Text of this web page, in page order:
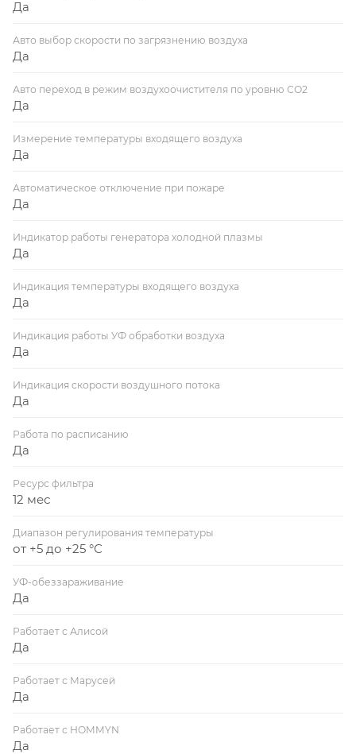
Да
Авто выбор скорости по загрязнению воздуха
Да
Авто переход в режим воздухоочистителя по уровню СО2
Да
Измерение температуры входящего воздуха
Да
Автоматическое отключение при пожаре
Да
Индикатор работы генератора холодной плазмы
Да
Индикация температуры входящего воздуха
Да
Индикация работы УФ обработки воздуха
Да
Индикация скорости воздушного потока
Да
Работа по расписанию
Да
Ресурс фильтра
12 мес
Диапазон регулирования температуры
от +5 до +25 °С
УФ-обеззараживание
Да
Работает с Алисой
Да
Работает с Марусей
Да
Работает с HOMMYN
Да